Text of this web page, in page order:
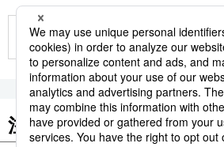
もっと見る
注目のキーワード